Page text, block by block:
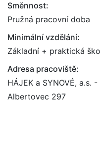
Směnnost:
Pružná pracovní doba
Minimální vzdělání:
Základní + praktická
Adresa pracoviště:
HÁJEK a SYNOVÉ, a.s.
Albertovec 297